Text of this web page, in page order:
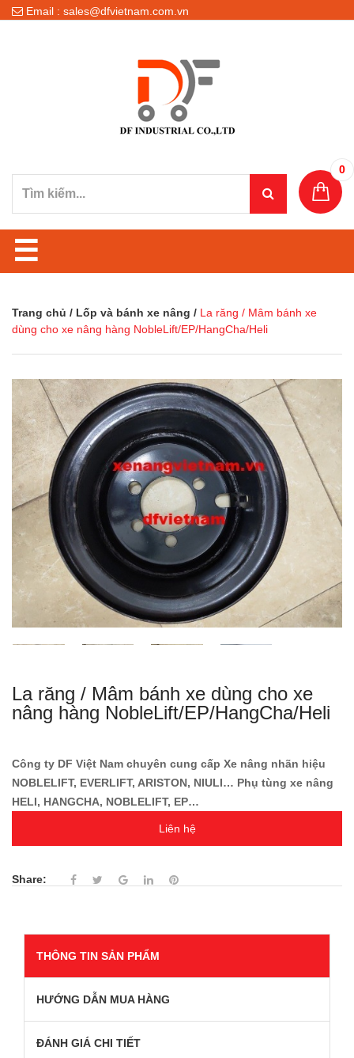
Email : sales@dfvietnam.com.vn
0
☰
Trang chủ / Lốp và bánh xe nâng / La răng / Mâm bánh xe
dùng cho xe nâng hàng NobleLift/EP/HangCha/Heli
La răng / Mâm bánh xe dùng cho xe
nâng hàng NobleLift/EP/HangCha/Heli
Công ty DF Việt Nam chuyên cung cấp Xe nâng nhãn hiệu
NOBLELIFT, EVERLIFT, ARISTON, NIULI… Phụ tùng xe nâng
HELI, HANGCHA, NOBLELIFT, EP…
Liên hệ
Share:
THÔNG TIN SẢN PHẨM
HƯỚNG DẪN MUA HÀNG
ĐÁNH GIÁ CHI TIẾT